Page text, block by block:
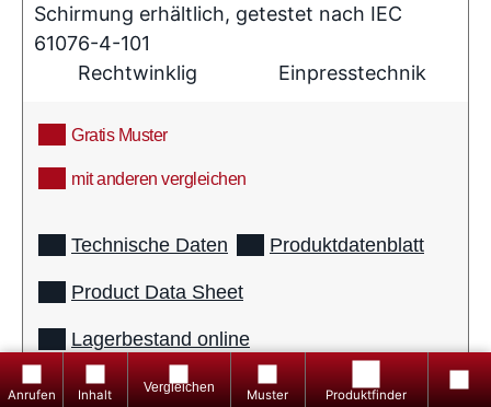
Schirmung erhältlich, getestet nach IEC
61076-4-101
Rechtwinklig
Einpresstechnik
Gratis Muster
mit anderen vergleichen
Technische Daten Produktdatenblatt
Product Data Sheet
Lagerbestand online
weitere Produktdetails anzeigen
8861
2501
Inhalt
Produkte
vergleichen
Gratis
Muster
Produktfinder totop